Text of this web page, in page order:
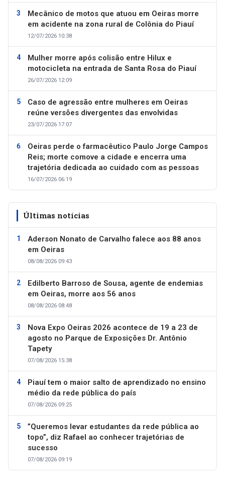
Mecânico de motos que atuou em Oeiras morre
em acidente na zona rural de Colônia do Piauí
12/07/2026 10:38
Mulher morre após colisão entre Hilux e
motocicleta na entrada de Santa Rosa do Piauí
26/07/2026 12:09
Caso de agressão entre mulheres em Oeiras
reúne versões divergentes das envolvidas
23/07/2026 17:07
Oeiras perde o farmacêutico Paulo Jorge Campos
Reis; morte comove a cidade e encerra uma
trajetória dedicada ao cuidado com as pessoas
16/07/2026 06:19
Últimas notícias
Aderson Nonato de Carvalho falece aos 88 anos
em Oeiras
08/08/2026 09:43
Edilberto Barroso de Sousa, agente de endemias
em Oeiras, morre aos 56 anos
08/08/2026 08:48
Nova Expo Oeiras 2026 acontece de 19 a 23 de
agosto no Parque de Exposições Dr. Antônio
Tapety
07/08/2026 15:38
Piauí tem o maior salto de aprendizado no ensino
médio da rede pública do país
07/08/2026 09:25
”Queremos levar estudantes da rede pública ao
topo”, diz Rafael ao conhecer trajetórias de
sucesso
07/08/2026 09:19